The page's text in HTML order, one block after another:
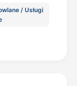
/ Usługi